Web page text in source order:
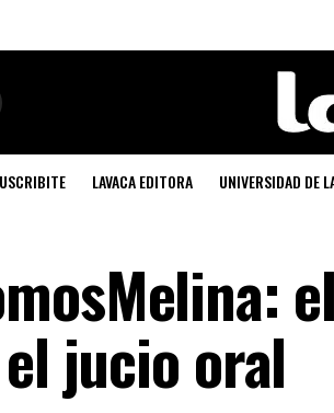
LAVACA EDITORA UNIVERSIDAD DE
jucio oral